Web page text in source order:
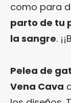
como para
parto de tu
la sangre.
Pelea de
Vena Cava